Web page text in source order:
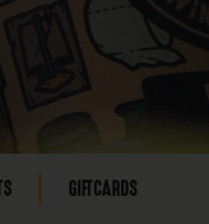
GIFTCARDS